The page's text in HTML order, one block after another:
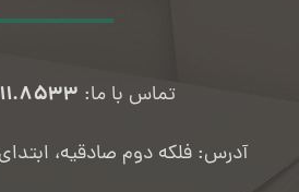
تماس با ما:
آدرس: فلکه دوم صادقیه،